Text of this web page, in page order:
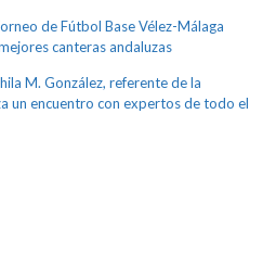
de Fútbol Base Vélez-Málaga
canteras andaluzas
M. González, referente de la
un encuentro con expertos de todo el